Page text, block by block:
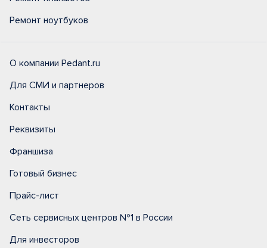
Ремонт ноутбуков
О компании Pedant.ru
Для СМИ и партнеров
Контакты
Реквизиты
Франшиза
Готовый бизнес
Прайс-лист
Сеть сервисных центров №1 в России
Для инвесторов